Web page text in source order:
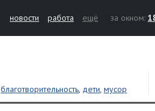
новости работа ещё за окном:
благотворительность, дети, мусор